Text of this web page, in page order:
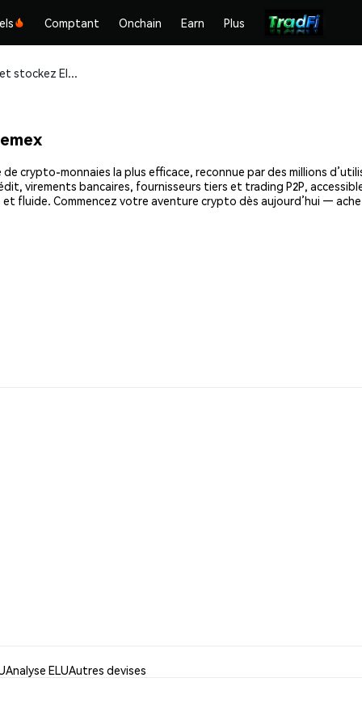
Comptant Onchain Earn Plus
Achetez et stockez Elumia (ELU) en toute sécurité
crypto-monnaies la plus efficace, reconnue par des millions
virements bancaires, fournisseurs tiers et trading P2P,
fluide. Commencez votre aventure crypto dès aujourd’hui —
Analyse ELUAutres devises